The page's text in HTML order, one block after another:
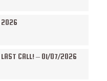
2026
LAST CALL! – 01/07/2026